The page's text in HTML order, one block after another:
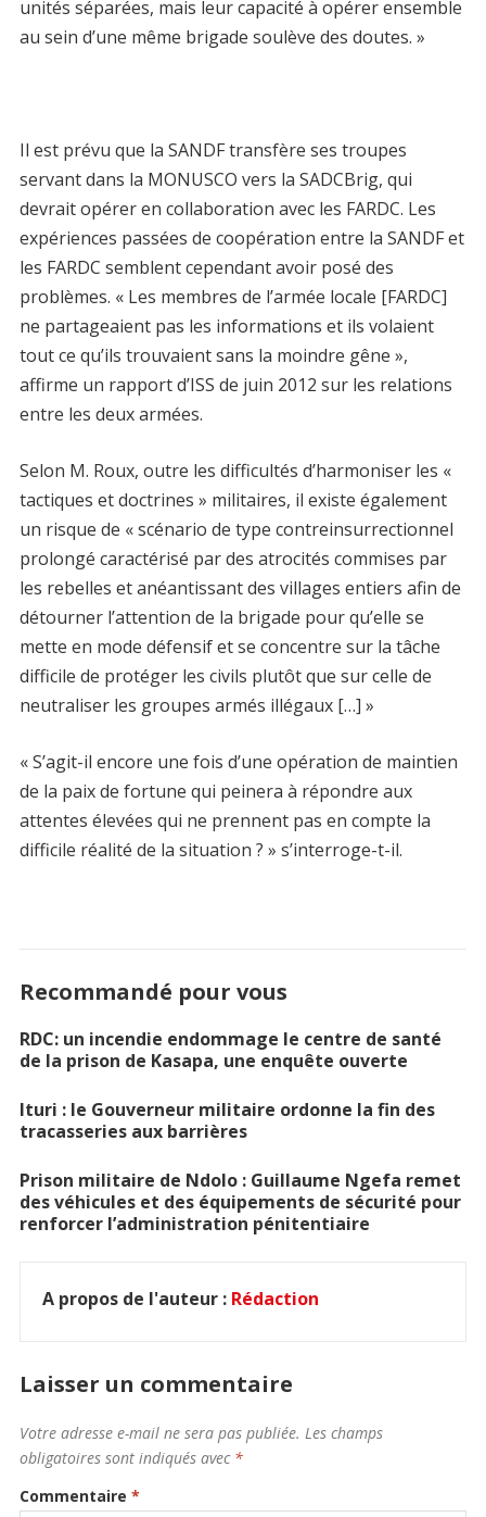
unités séparées, mais leur capacité à opérer ensemble
au sein d’une même brigade soulève des doutes. »
Il est prévu que la SANDF transfère ses troupes
servant dans la MONUSCO vers la SADCBrig, qui
devrait opérer en collaboration avec les FARDC. Les
expériences passées de coopération entre la SANDF et
les FARDC semblent cependant avoir posé des
problèmes. « Les membres de l’armée locale [FARDC]
ne partageaient pas les informations et ils volaient
tout ce qu’ils trouvaient sans la moindre gêne »,
affirme un rapport d’ISS de juin 2012 sur les relations
entre les deux armées.
Selon M. Roux, outre les difficultés d’harmoniser les «
tactiques et doctrines » militaires, il existe également
un risque de « scénario de type contreinsurrectionnel
prolongé caractérisé par des atrocités commises par
les rebelles et anéantissant des villages entiers afin de
détourner l’attention de la brigade pour qu’elle se
mette en mode défensif et se concentre sur la tâche
difficile de protéger les civils plutôt que sur celle de
neutraliser les groupes armés illégaux […] »
« S’agit-il encore une fois d’une opération de maintien
de la paix de fortune qui peinera à répondre aux
attentes élevées qui ne prennent pas en compte la
difficile réalité de la situation ? » s’interroge-t-il.
Recommandé pour vous
RDC: un incendie endommage le centre de santé
de la prison de Kasapa, une enquête ouverte
Ituri : le Gouverneur militaire ordonne la fin des
tracasseries aux barrières
Prison militaire de Ndolo : Guillaume Ngefa remet
des véhicules et des équipements de sécurité pour
renforcer l’administration pénitentiaire
A propos de l'auteur : Rédaction
Laisser un commentaire
Votre adresse e-mail ne sera pas publiée. Les champs
obligatoires sont indiqués avec *
Commentaire *